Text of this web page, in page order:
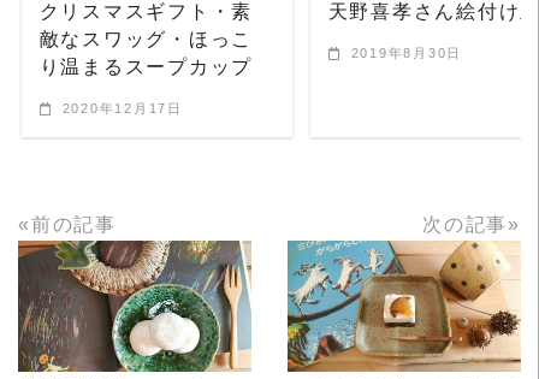
クリスマスギフト・素
敵なスワッグ・ほっこ
り温まるスープカップ
2020年12月17日
天野喜孝さん絵付け
2019年8月30日
«前の記事
READ MORE
次の記事»
READ MORE